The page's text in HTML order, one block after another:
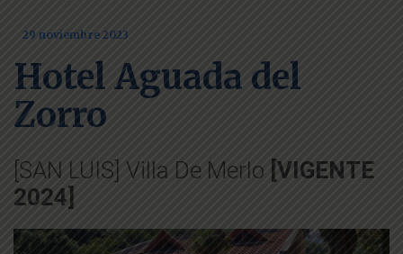
29 noviembre 2023
Hotel Aguada del
Zorro
[SAN LUIS] Villa De Merlo [VIGENTE
2024]